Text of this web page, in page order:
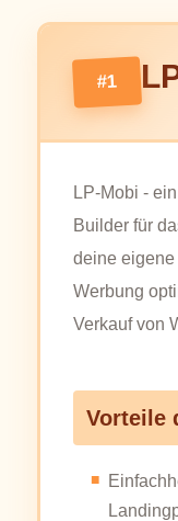
#1
LP-Mobi -
Builder für
deine
Werbung
Verkauf von
Vorteile